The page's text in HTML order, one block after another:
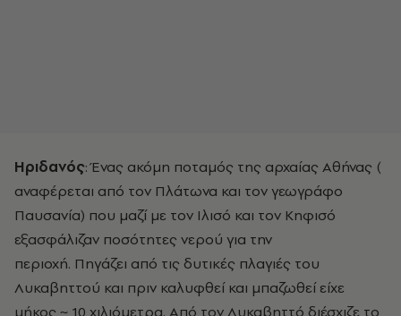
Ηριδανός: Ένας ακόμη ποταμός της αρχαίας Αθήνας (
αναφέρεται από τον Πλάτωνα και τον γεωγράφο
Παυσανία) που μαζί με τον Ιλισό και τον Κηφισό
εξασφάλιζαν ποσότητες νερού για την
περιοχή. Πηγάζει από τις δυτικές πλαγιές του
Λυκαβηττού και πριν καλυφθεί και μπαζωθεί είχε
μήκος ~ 10 χιλιόμετρα. Από τον Λυκαβηττό διέσχιζε το